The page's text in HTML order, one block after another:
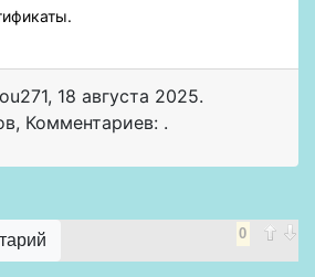
, 18 августа 2025.
, Комментариев: .
0